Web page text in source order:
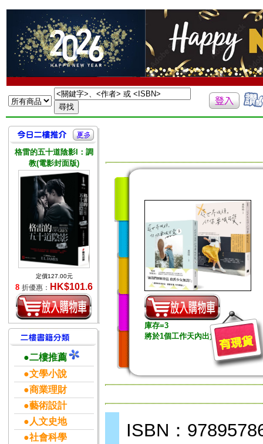
格雷的五十道陰影I：調
教(電影封面版)
定價127.00元
8 折優惠： HK$101.6
●二樓推薦
●文學小說
●商業理財
●藝術設計
●人文史地
●社會科學
庫存=3
將於1個工作天內出貨
ISBN：